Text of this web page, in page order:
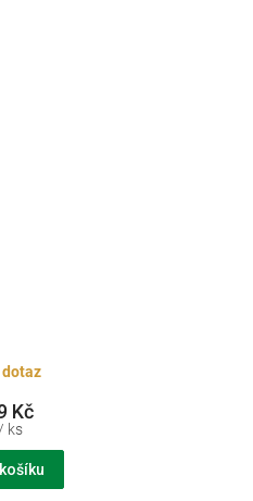
dotaz
Kč
/ ks